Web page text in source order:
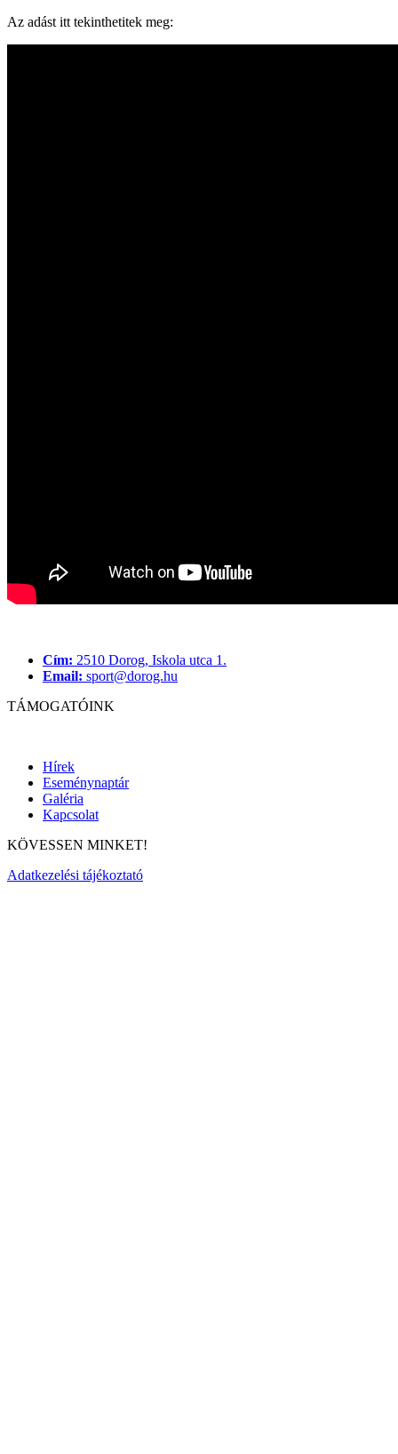
Az adást itt tekinthetitek meg:
Cím: 2510 Dorog, Iskola utca 1.
Email: sport@dorog.hu
TÁMOGATÓINK
Hírek
Eseménynaptár
Galéria
Kapcsolat
KÖVESSEN MINKET!
Adatkezelési tájékoztató